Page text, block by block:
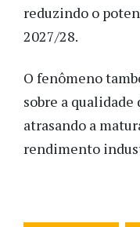
reduzindo o
2027/28.
O fenômeno
sobre a
atrasando a
rendimento